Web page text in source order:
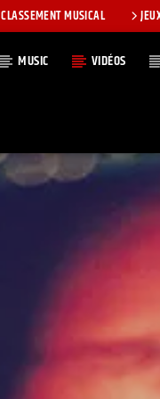
CLASSEMENT MUSICAL
MUSIC VIDÉOS
EN CE MOMENT
TITRE